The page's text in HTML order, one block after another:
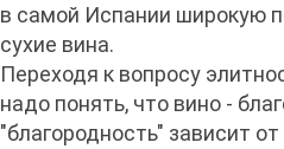
в самой Испании широкую
сухие вина.
Переходя к вопросу
надо понять, что вино -
"благородность" зависит от